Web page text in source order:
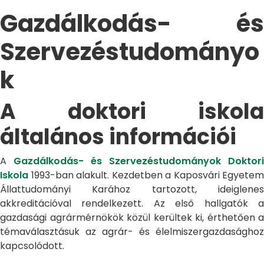
Gazdálkodás- és
Szervezéstudományo
k
A doktori iskola
általános információi
A Gazdálkodás- és Szervezéstudományok Doktori
Iskola 1993-ban alakult. Kezdetben a Kaposvári Egyetem
Állattudományi Karához tartozott, ideiglenes
akkreditációval rendelkezett. Az első hallgatók a
gazdasági agrármérnökök közül kerültek ki, érthetően a
témaválasztásuk az agrár- és élelmiszergazdasághoz
kapcsolódott.